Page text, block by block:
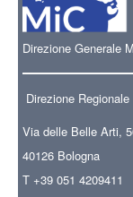
Direzione Generale
Direzione
Via delle Belle Arti,
40126 Bologna
T +39 051 4209411